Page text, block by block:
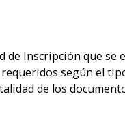
Inscripción que se
según el
de los